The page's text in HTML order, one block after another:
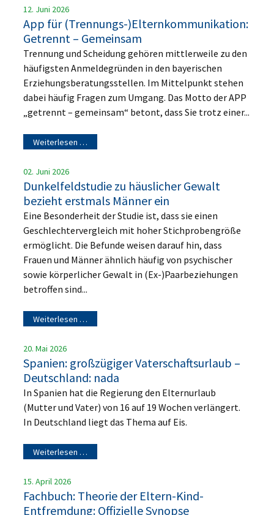
12. Juni 2026
App für (Trennungs-)Elternkommunikation:
Getrennt – Gemeinsam
Trennung und Scheidung gehören mittlerweile zu den
häufigsten Anmeldegründen in den bayerischen
Erziehungsberatungsstellen. Im Mittelpunkt stehen
dabei häufig Fragen zum Umgang. Das Motto der APP
„getrennt – gemeinsam“ betont, dass Sie trotz einer...
Weiterlesen …
02. Juni 2026
Dunkelfeldstudie zu häuslicher Gewalt
bezieht erstmals Männer ein
Eine Besonderheit der Studie ist, dass sie einen
Geschlechtervergleich mit hoher Stichprobengröße
ermöglicht. Die Befunde weisen darauf hin, dass
Frauen und Männer ähnlich häufig von psychischer
sowie körperlicher Gewalt in (Ex-)Paarbeziehungen
betroffen sind...
Weiterlesen …
20. Mai 2026
Spanien: großzügiger Vaterschaftsurlaub –
Deutschland: nada
In Spanien hat die Regierung den Elternurlaub
(Mutter und Vater) von 16 auf 19 Wochen verlängert.
In Deutschland liegt das Thema auf Eis.
Weiterlesen …
15. April 2026
Fachbuch: Theorie der Eltern-Kind-
Entfremdung: Offizielle Synopse